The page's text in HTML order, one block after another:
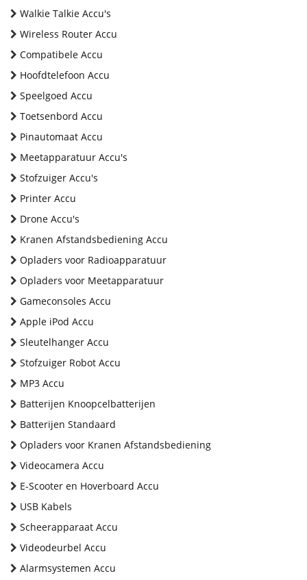
Walkie Talkie Accu's
Wireless Router Accu
Compatibele Accu
Hoofdtelefoon Accu
Speelgoed Accu
Toetsenbord Accu
Pinautomaat Accu
Meetapparatuur Accu's
Stofzuiger Accu's
Printer Accu
Drone Accu's
Kranen Afstandsbediening Accu
Opladers voor Radioapparatuur
Opladers voor Meetapparatuur
Gameconsoles Accu
Apple iPod Accu
Sleutelhanger Accu
Stofzuiger Robot Accu
MP3 Accu
Batterijen Knoopcelbatterijen
Batterijen Standaard
Opladers voor Kranen Afstandsbediening
Videocamera Accu
E-Scooter en Hoverboard Accu
USB Kabels
Scheerapparaat Accu
Videodeurbel Accu
Alarmsystemen Accu